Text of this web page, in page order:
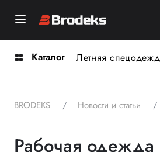
Каталог Летняя
BRODEKS Новости и статьи
Рабочая одежда